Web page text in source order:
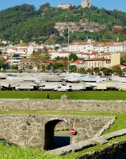
esta jovem italiana
por ser cristã. De
os olhos a
de Santa Luzia
do imperador
mesmo instant...